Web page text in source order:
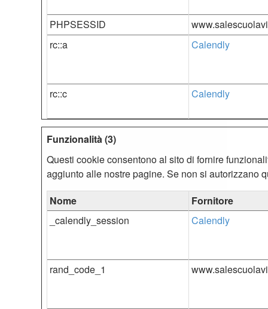
PHPSESSID
rc::a
Calendly
rc::c Calendly
Funzionalità (3)
Questi cookie consentono al sito di fornire
aggiunto alle nostre pagine. Se non si autorizzano
Nome
Fornitore
_calendly_session
Calendly
rand_code_1